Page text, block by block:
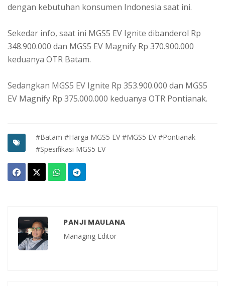
dengan kebutuhan konsumen Indonesia saat ini.
Sekedar info, saat ini MGS5 EV Ignite dibanderol Rp
348.900.000 dan MGS5 EV Magnify Rp 370.900.000
keduanya OTR Batam.
Sedangkan MGS5 EV Ignite Rp 353.900.000 dan MGS5
EV Magnify Rp 375.000.000 keduanya OTR Pontianak.
#Batam #Harga MGS5 EV #MGS5 EV #Pontianak
#Spesifikasi MGS5 EV
PANJI MAULANA
Managing Editor